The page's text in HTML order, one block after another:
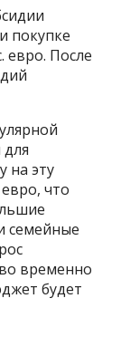
покупке
евро. После
на эту
что
семейные
временно
будет